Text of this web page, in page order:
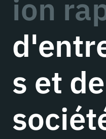
ion
s et de